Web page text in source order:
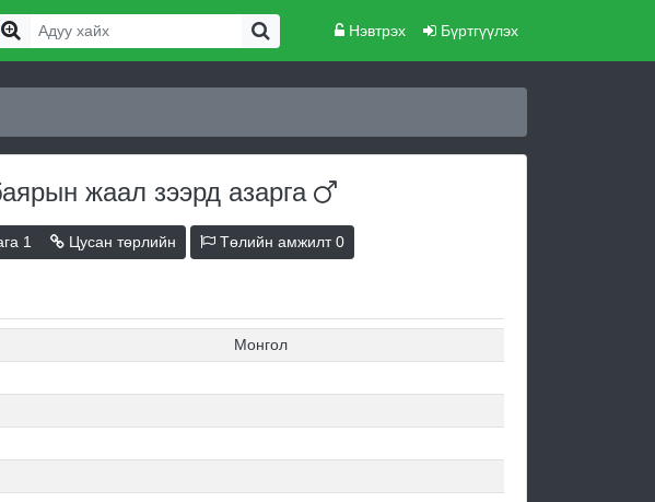
Нэвтрэх Бүртгүүлэх
жаал зээрд азарга
1 Цусан төрлийн Төлийн амжилт0
Монгол